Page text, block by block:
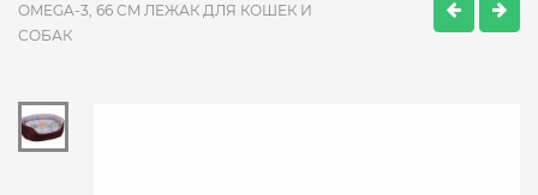
OMEGA-3, 66 CM ЛЕЖАК ДЛЯ КОШЕК И
СОБАК